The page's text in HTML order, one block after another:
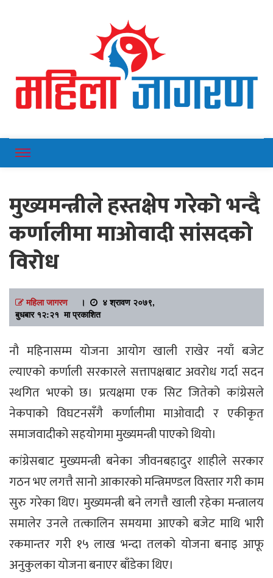
Mahilajagaran
मुख्यमन्त्रीले हस्तक्षेप गरेको भन्दै
कर्णालीमा माओवादी सांसदको
विरोध
महिला जागरण।
४ श्रावण २०७९,
बुधबार १२:२१ मा प्रकाशित
नौ महिनासम्म योजना आयोग खाली राखेर नयाँ बजेट
ल्याएको कर्णाली सरकारले सत्तापक्षबाट अवरोध गर्दा सदन
स्थगित भएको छ। प्रत्यक्षमा एक सिट जितेको कांग्रेसले
नेकपाको विघटनसँगै कर्णालीमा माओवादी र एकीकृत
समाजवादीको सहयोगमा मुख्यमन्त्री पाएको थियो।
कांग्रेसबाट मुख्यमन्त्री बनेका जीवनबहादुर शाहीले सरकार
गठन भए लगत्तै सानो आकारको मन्त्रिमण्डल विस्तार गरी काम
सुरु गरेका थिए। मुख्यमन्त्री बने लगत्तै खाली रहेका मन्त्रालय
समालेर उनले तत्कालिन समयमा आएको बजेट माथि भारी
रकमान्तर गरी १५ लाख भन्दा तलको योजना बनाइ आफू
अनुकुलका योजना बनाएर बाँडेका थिए।